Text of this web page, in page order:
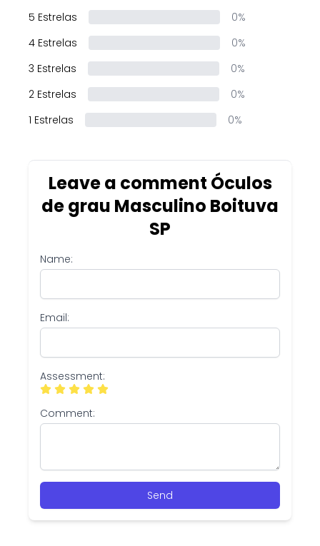
5 Estrelas
0%
4 Estrelas
0%
3 Estrelas
0%
2 Estrelas
0%
1 Estrelas
0%
Leave a comment Óculos
de grau Masculino Boituva
SP
Name:
Email:
Assessment:
Comment:
Send